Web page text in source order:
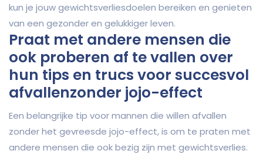
kun je jouw gewichtsverliesdoelen bereiken en genieten
van een gezonder en gelukkiger leven.
Praat met andere mensen die
ook proberen af ​​te vallen over
hun tips en trucs voor succesvol
afvallenzonder jojo-effect
Een belangrijke tip voor mannen die willen afvallen
zonder het gevreesde jojo-effect, is om te praten met
andere mensen die ook bezig zijn met gewichtsverlies.